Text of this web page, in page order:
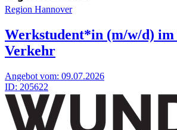
Region Han­no­ver
Werkstudent*in (m/w/d) im
Verkehr
Angebot vom: 09.07.2026
ID: 205622